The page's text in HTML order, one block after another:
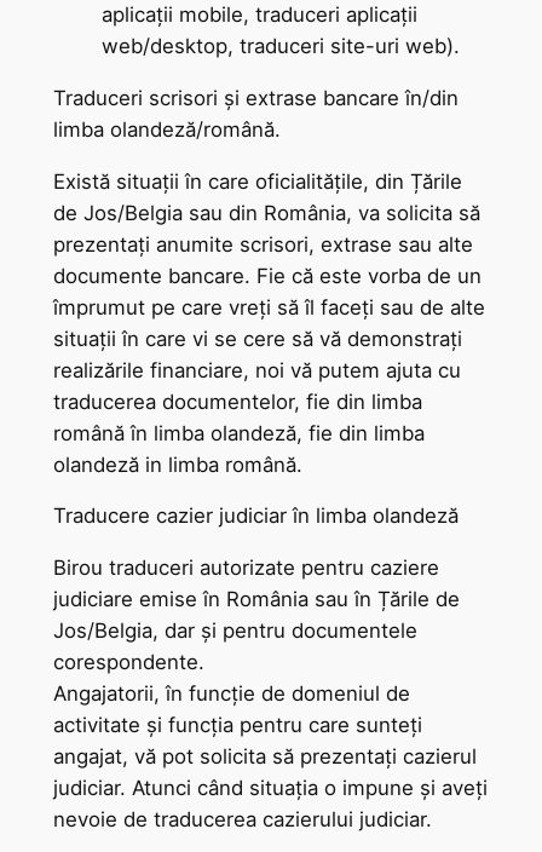
aplicații mobile, traduceri aplicații
web/desktop, traduceri site-uri web).
Traduceri scrisori și extrase bancare în/din
limba olandeză/română.
Există situații în care oficialitățile, din Țările
de Jos/Belgia sau din România, va solicita să
prezentați anumite scrisori, extrase sau alte
documente bancare. Fie că este vorba de un
împrumut pe care vreți să îl faceți sau de alte
situații în care vi se cere să vă demonstrați
realizările financiare, noi vă putem ajuta cu
traducerea documentelor, fie din limba
română în limba olandeză, fie din limba
olandeză in limba română.
Traducere cazier judiciar în limba olandeză
Birou traduceri autorizate pentru caziere
judiciare emise în România sau în Țările de
Jos/Belgia, dar și pentru documentele
corespondente.
Angajatorii, în funcție de domeniul de
activitate și funcția pentru care sunteți
angajat, vă pot solicita să prezentați cazierul
judiciar. Atunci când situația o impune și aveți
nevoie de traducerea cazierului judiciar.